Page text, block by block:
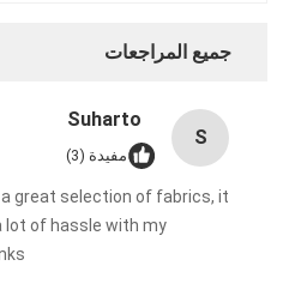
لوح العزل الكهربائي
جميع المراجعات
S
Suharto
مفيدة (3)
a great selection of fabrics, it
lot of hassle with my